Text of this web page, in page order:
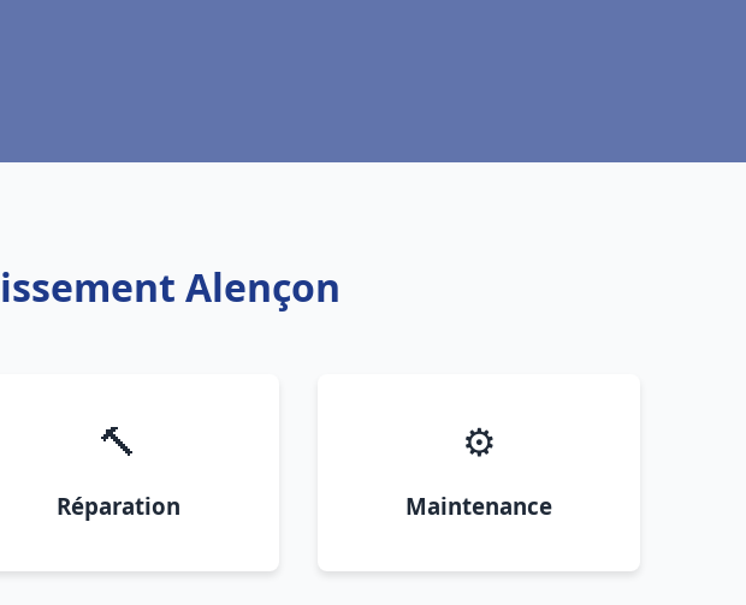
Alençon
🔨
Réparation
⚙️
Maintenance